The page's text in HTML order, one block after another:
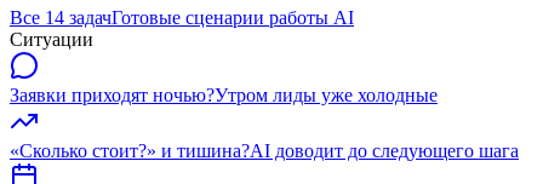
Все 14 задачГотовые сценарии работы AI
Ситуации
Заявки приходят ночью?Утром лиды уже холодные
«Сколько стоит?» и тишина?AI доводит до следующего шага